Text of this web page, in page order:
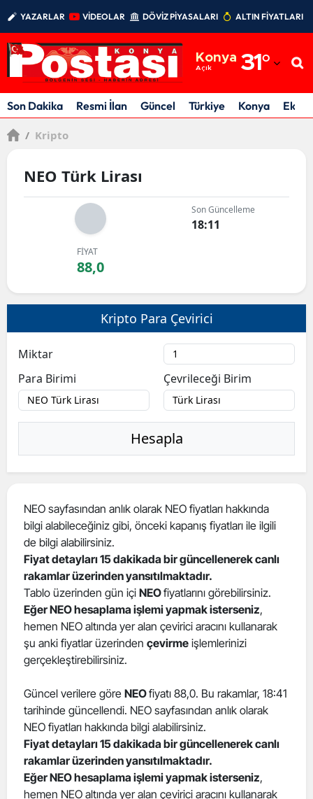
YAZARLAR VİDEOLAR DÖVİZ PİYASALARI ALTIN FİYATLARI
Konya
Açık 31°
Adıyaman
Afyonkarahisar
Antalya
Bitlis
Bolu
Bursa
Çankırı
Çorum
Denizli
Diyarbakır
Edirne
Erzincan
Gaziantep
Son Dakika Resmi İlan Güncel Türkiye Konya
/ Kripto
NEO Türk Lirası
Son Güncelleme
18:11
FİYAT
88,0
Kripto Para Çevirici
Miktar
Para Birimi
Çevrileceği Birim
Hesapla
NEO sayfasından anlık olarak NEO fiyatları hakkında
bilgi alabileceğiniz gibi, önceki kapanış fiyatları ile ilgili
de bilgi alabilirsiniz.
Fiyat detayları 15 dakikada bir güncellenerek canlı
rakamlar üzerinden yansıtılmaktadır.
Tablo üzerinden gün içi NEOfiyatlarını görebilirsiniz.
Eğer NEO hesaplama işlemi yapmak isterseniz,
hemen NEO altında yer alan çevirici aracını kullanarak
şu anki fiyatlar üzerinden çevirme işlemlerinizi
gerçekleştirebilirsiniz.
Güncel verilere göre NEOfiyatı 88,0. Bu rakamlar, 18:41
tarihinde güncellendi. NEO sayfasından anlık olarak
NEO fiyatları hakkında bilgi alabilirsiniz.
Fiyat detayları 15 dakikada bir güncellenerek canlı
rakamlar üzerinden yansıtılmaktadır.
Eğer NEO hesaplama işlemi yapmak isterseniz,
hemen NEO altında yer alan çevirici aracını kullanarak